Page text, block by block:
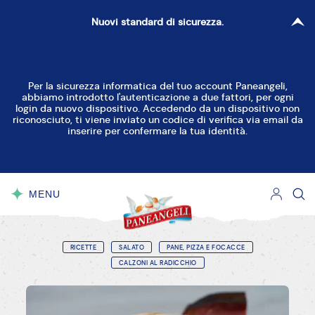
Nuovi standard di sicurezza.
Per la sicurezza informatica del tuo account Paneangeli,
abbiamo introdotto l'autenticazione a due fattori, per ogni
login da nuovo dispositivo. Accedendo da un dispositivo non
riconosciuto, ti viene inviato un codice di verifica via email da
inserire per confermare la tua identità.
MENU
RICETTE SALATO
PANE, PIZZA E FOCACCE
CALZONI AL RADICCHIO